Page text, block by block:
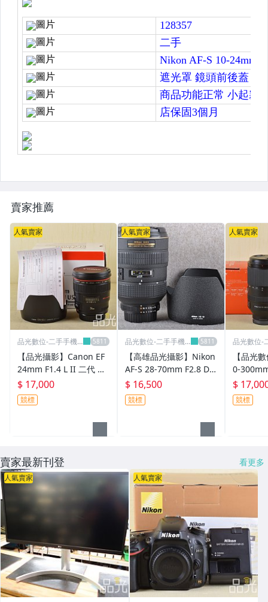
Sony微單眼專區(E-Mount)
Sony單眼專區(A-Mount)
Nikon數位單眼
Nikon底片單眼
Nikon自動鏡頭
Nikon手動鏡頭
Nikon週邊、閃光燈
Canon數位單眼
Canon自動鏡頭
Canon底片單眼/手動鏡頭
Canon週邊、閃光燈
Panasonic/Olympus專區
Leica徠卡專區
Hasselblad哈蘇&旁軸專區
Contax&Rollei專區
Pentax單眼&其它機身鏡頭
其他
賣家推薦
人氣賣家
品光數位-二手手機
【品光攝影】Canon EF
24mm F1.4 L II 二代 定
焦 公司貨 #135811
$ 17,000
競標
人氣賣家
品光數位-二手手機
【高雄品光攝影】Nikon
AF-S 28-70mm F2.8 D E
D 變焦 大三元 人像 恆定
光圈FF#40695A
$ 16,500
競標
人氣賣家
品光數位-
【品光
0-
SS FOR
153
$
競標
賣家最新刊登 看更多
人氣賣家 人氣賣家